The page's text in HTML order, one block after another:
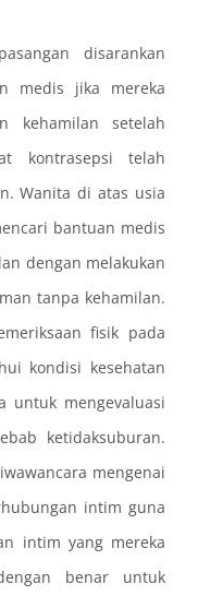
disarankan
medis jika mereka
kehamilan setelah
kontrasepsi telah
Wanita di atas usia
bantuan medis
dengan melakukan
tanpa kehamilan.
fisik pada
kondisi kesehatan
untuk mengevaluasi
ketidaksuburan.
mengenai
intim guna
intim yang mereka
benar untuk